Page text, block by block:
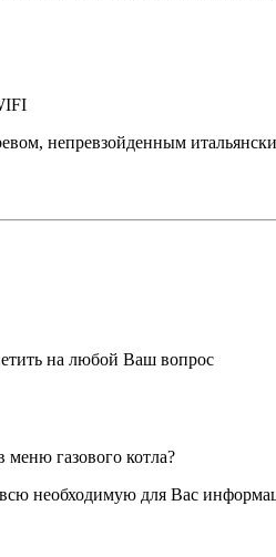
непревзойденным
на любой Ваш вопрос
меню газового котла?
необходимую для Вас